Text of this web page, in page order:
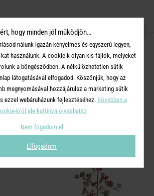
MEG MÁSOKKAL!
TOVÁBBI
TERMÉKEI
-50%
hogy minden jól működjön…
nálunk igazán kényelmes és egyszerű legyen,
használunk. A cookie-k olyan kis fájlok, melyeket
a böngésződben. A nélkülözhetetlen sütik
látogatásával elfogadod. Köszönjük, hogy az
megnyomásával hozzájárulsz a marketing sütik
ezzel webáruházunk fejlesztéséhez. Bővebben a
król ide kattinva olvashatsz
Nem fogadom el
Elfogadom